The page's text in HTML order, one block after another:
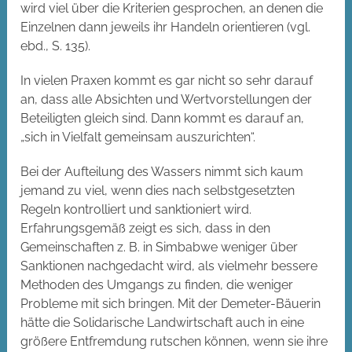
wird viel über die Kriterien gesprochen, an denen die
Einzelnen dann jeweils ihr Handeln orientieren (vgl.
ebd., S. 135).
In vielen Praxen kommt es gar nicht so sehr darauf
an, dass alle Absichten und Wertvorstellungen der
Beteiligten gleich sind. Dann kommt es darauf an,
„sich in Vielfalt gemeinsam auszurichten“.
Bei der Aufteilung des Wassers nimmt sich kaum
jemand zu viel, wenn dies nach selbstgesetzten
Regeln kontrolliert und sanktioniert wird.
Erfahrungsgemäß zeigt es sich, dass in den
Gemeinschaften z. B. in Simbabwe weniger über
Sanktionen nachgedacht wird, als vielmehr bessere
Methoden des Umgangs zu finden, die weniger
Probleme mit sich bringen. Mit der Demeter-Bäuerin
hätte die Solidarische Landwirtschaft auch in eine
größere Entfremdung rutschen können, wenn sie ihre